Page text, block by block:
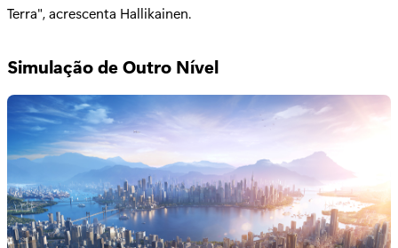
Terra", acrescenta Hallikainen.
Simulação de Outro Nível